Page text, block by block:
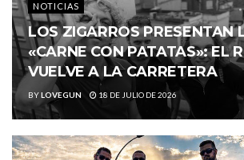
NOTICIAS
LOS ZIGARROS PRESENTAN
«CARNE CON PATATAS»: EL
VUELVE A LA CARRETERA
BYLOVEGUN 18 DE JULIO DE 2026